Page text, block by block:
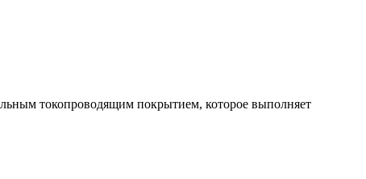
токопроводящим покрытием, которое выполняет